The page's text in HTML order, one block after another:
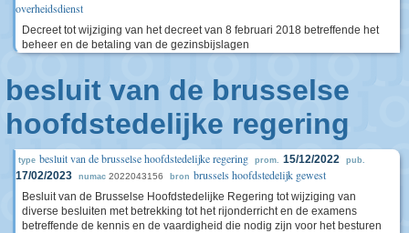
overheidsdienst
Decreet tot wijziging van het decreet van 8 februari 2018 betreffende het
beheer en de betaling van de gezinsbijslagen
besluit van de brusselse
hoofdstedelijke regering
type besluit van de brusselse hoofdstedelijke regering prom. 15/12/2022 pub.
17/02/2023 numac 2022043156 bron brussels hoofdstedelijk gewest
Besluit van de Brusselse Hoofdstedelijke Regering tot wijziging van
diverse besluiten met betrekking tot het rijonderricht en de examens
betreffende de kennis en de vaardigheid die nodig zijn voor het besturen